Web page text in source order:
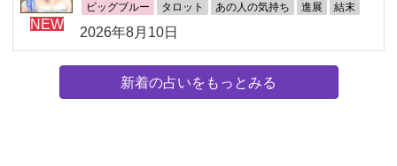
NEW
ビッグブルー タロット あの人の気持ち 進展 結末
2026年8月10日
新着の占いをもっとみる